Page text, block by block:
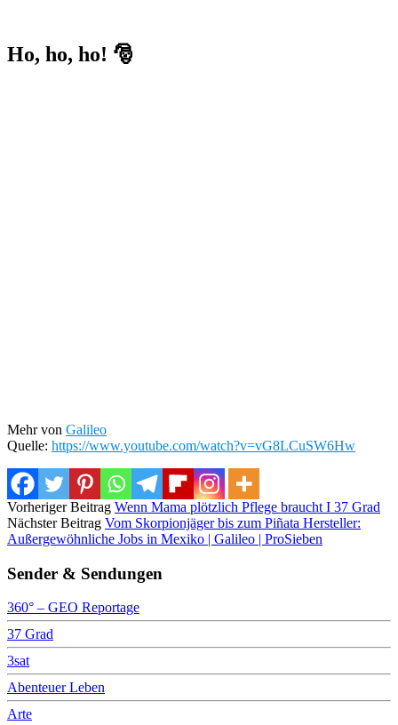
Ho, ho, ho! 🎅
Mehr von Galileo
Quelle: https://www.youtube.com/watch?v=vG8LCuSW6Hw
Vorheriger Beitrag Wenn Mama plötzlich Pflege braucht I 37 Grad
Nächster Beitrag Vom Skorpionjäger bis zum Piñata Hersteller:
Außergewöhnliche Jobs in Mexiko | Galileo | ProSieben
Sender & Sendungen
360° – GEO Reportage
37 Grad
3sat
Abenteuer Leben
Arte